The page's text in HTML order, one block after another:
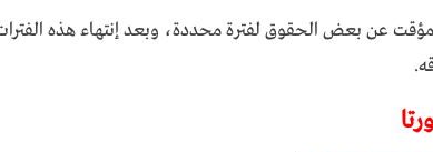
عن بعض الحقوق لفترة محددة، وبعد إنتهاء هذه